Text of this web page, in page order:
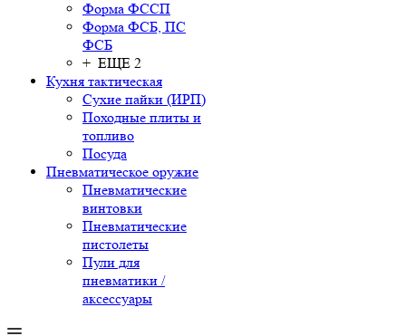
Форма ФССП
Форма ФСБ, ПС
ФСБ
+ ЕЩЕ 2
Кухня тактическая
Сухие пайки (ИРП)
Походные плиты и
топливо
Посуда
Пневматическое оружие
Пневматические
винтовки
Пневматические
пистолеты
Пули для
пневматики /
аксессуары